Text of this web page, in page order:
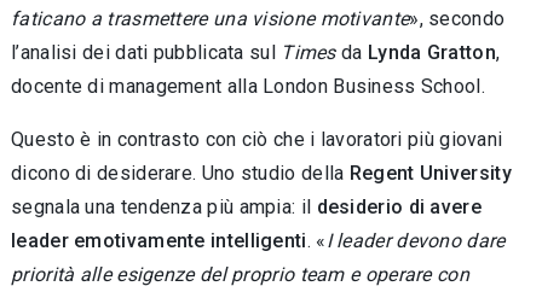
faticano a trasmettere una visione motivante», secondo
l’analisi dei dati pubblicata sul Timesda Lynda Gratton,
docente di management alla London Business School.
Questo è in contrasto con ciò che i lavorato­ri più giovani
dicono di desiderare. Uno studio della Regent University
segnala una tendenza più ampia: il desiderio di avere
leader emotiva­mente intelligenti. «I leader devono dare
priori­tà alle esigenze del proprio team e operare con